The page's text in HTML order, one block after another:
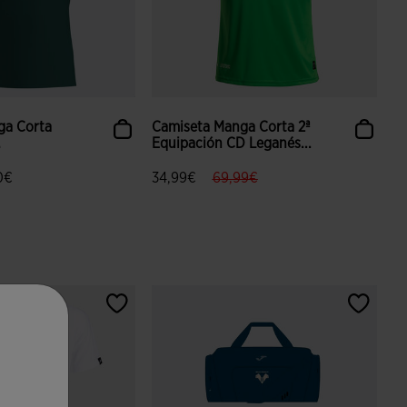
Corta
de clientes
Camiseta Manga Corta 2ª
Equipación CD Leganés...
34,99€ label.price.reduced.from
69,99€label.price.to